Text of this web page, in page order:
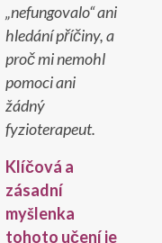
„nefungovalo“ ani
hledání příčiny, a
proč mi nemohl
pomoci ani
žádný
fyzioterapeut.
Klíčová a
zásadní
myšlenka
tohoto učení je